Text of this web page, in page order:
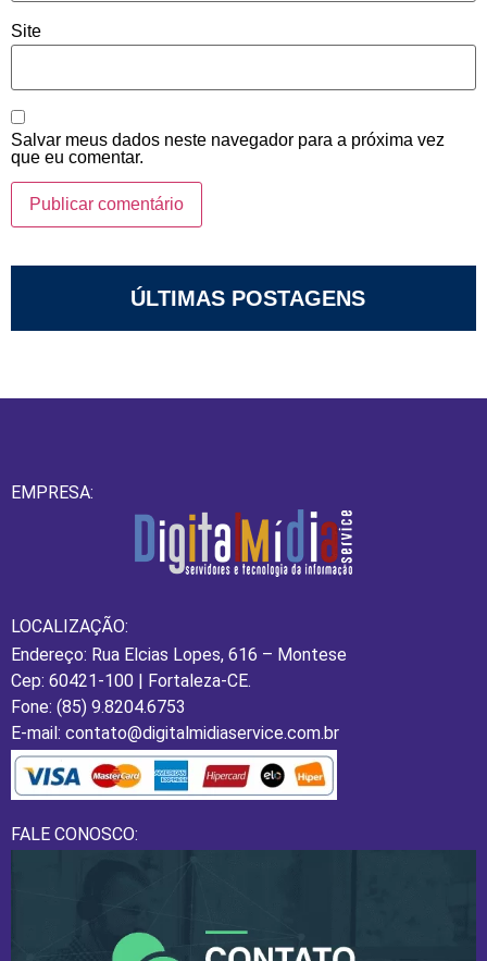
Site
Salvar meus dados neste navegador para a próxima vez
que eu comentar.
ÚLTIMAS POSTAGENS
EMPRESA:
LOCALIZAÇÃO:
Endereço: Rua Elcias Lopes, 616 – Montese
Cep: 60421-100 | Fortaleza-CE.
Fone: (85) 9.8204.6753
E-mail: contato@digitalmidiaservice.com.br
FALE CONOSCO: